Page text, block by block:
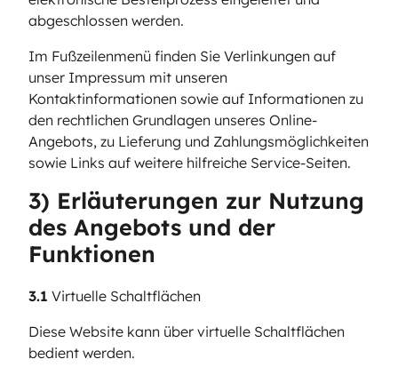
abgeschlossen werden.
Im Fußzeilenmenü finden Sie Verlinkungen auf
unser Impressum mit unseren
Kontaktinformationen sowie auf Informationen zu
den rechtlichen Grundlagen unseres Online-
Angebots, zu Lieferung und Zahlungsmöglichkeiten
sowie Links auf weitere hilfreiche Service-Seiten.
3) Erläuterungen zur Nutzung
des Angebots und der
Funktionen
3.1 Virtuelle Schaltflächen
Diese Website kann über virtuelle Schaltflächen
bedient werden.